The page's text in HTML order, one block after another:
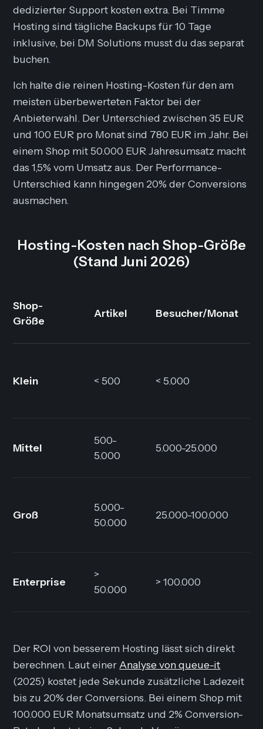
dedizierter Support kosten extra. Bei Timme
Hosting sind tägliche Backups für 10 Tage
inklusive, bei DM Solutions musst du das separat
buchen.
Ich halte die reinen Hosting-Kosten für den am
meisten überbewerteten Faktor bei der
Anbieterwahl. Der Unterschied zwischen 35 EUR
und 100 EUR pro Monat sind 780 EUR im Jahr. Bei
einem Shop mit 50.000 EUR Jahresumsatz macht
das 1,5% vom Umsatz aus. Der Performance-
Unterschied kann hingegen 20% der Conversions
ausmachen.
Hosting-Kosten nach Shop-Größe
(Stand Juni 2026)
Shop-
Größe
Artikel Besucher/Monat
Klein < 500 < 5.000
Mittel
500-
5.000
5.000-25.000
Groß
5.000-
50.000
25.000-100.000
Enterprise
>
50.000
> 100.000
Der ROI von besserem Hosting lässt sich direkt
berechnen. Laut einer Analyse von queue-it
(2025) kostet jede Sekunde zusätzliche Ladezeit
bis zu 20% der Conversions. Bei einem Shop mit
100.000 EUR Monatsumsatz und 2% Conversion-